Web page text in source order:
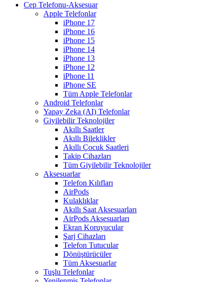
Cep Telefonu-Aksesuar
Apple Telefonlar
iPhone 17
iPhone 16
iPhone 15
iPhone 14
iPhone 13
iPhone 12
iPhone 11
iPhone SE
Tüm Apple Telefonlar
Android Telefonlar
Yapay Zeka (AI) Telefonlar
Giyilebilir Teknolojiler
Akıllı Saatler
Akıllı Bileklikler
Akıllı Çocuk Saatleri
Takip Cihazları
Tüm Giyilebilir Teknolojiler
Aksesuarlar
Telefon Kılıfları
AirPods
Kulaklıklar
Akıllı Saat Aksesuarları
AirPods Aksesuarları
Ekran Koruyucular
Şarj Cihazları
Telefon Tutucular
Dönüştürücüler
Tüm Aksesuarlar
Tuşlu Telefonlar